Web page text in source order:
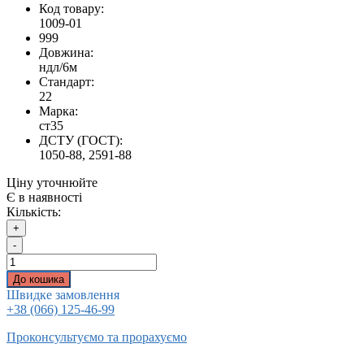
Код товару:
1009-01
999
Довжина:
ндл/6м
Стандарт:
22
Марка:
ст35
ДСТУ (ГОСТ):
1050-88, 2591-88
Ціну уточнюйте
Є в наявності
Кількість:
+
-
До кошика
Швидке замовлення
+38 (066) 125-46-99
Проконсультуємо та прорахуємо